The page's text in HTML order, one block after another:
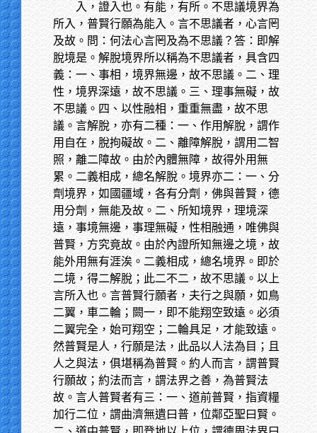
入，證入也。有能，有所。不思議境界為
所入，普賢行願為能入。言不思議者，心言罔
及故。問：何法心言罔及為不思議？答：即解
脫境是。解脫境界所以稱為不思議者，具含四
義：一、事相，境界無邊，故不思議。二、理
性，境界深遠，故不思議。三、理事無礙，故
不思議。四、以性融相，重重無盡，故不思
議。言解脫，亦有二種：一、作用解脫，謂作
用自在，脫拘礙故。二、離障解脫，謂用二智
照，離二障故。由於內體無障，故得外用無
累。二義相成，總名解脫。境界亦二：一、分
劑境界，如國疆域，各有分劑，佛與普賢，德
用分劑，無能及故。二、所知境界，理境深
遠，事境無邊，事理無礙，性相融通，唯佛與
普賢，方究竟故。由於內證所知無邊之境，故
能外用無有涯涘。二義相成，總名境界。即於
二境，得二解脫；此二不二，故不思議。以上
言所入也。言普賢行願者，夫行之與願，如鳥
二翼，車二輪；闕一，即不能翔空致遠。必須
二翼完全，始可翔空；二輪具足，才能致遠。
然普賢是人，行願是法，此品以人法為目；且
人之與法，俱堪稱為普賢。約人而言，謂普賢
行願故；約法而言，謂法界之善，為普賢法
故。言人普賢者有三：一、道前普賢，指資糧
加行二位，謂曲濟無遺曰普，位鄰亞聖曰賢。